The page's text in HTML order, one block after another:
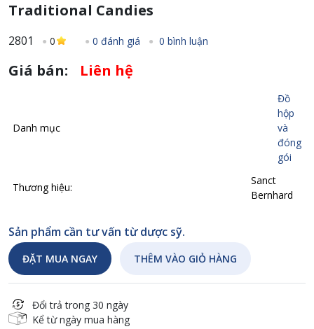
Traditional Candies
2801 0 0 đánh giá 0 bình luận
Giá bán: Liên hệ
Danh mục
Đồ
hộp
và
đóng
gói
Thương hiệu:
Sanct
Bernhard
Sản phẩm cần tư vấn từ dược sỹ.
ĐẶT MUA NGAY THÊM VÀO GIỎ HÀNG
Đổi trả trong 30 ngày
Kể từ ngày mua hàng